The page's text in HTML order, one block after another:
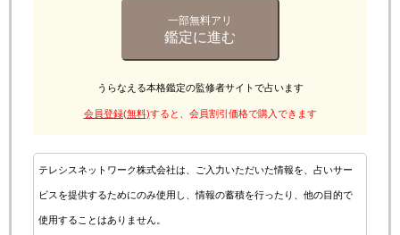
一部無料アリ
鑑定に進む
うらなえる本格鑑定の監修者サイトで占います
会員登録(無料)すると、会員割引価格で購入できます
テレシスネットワーク株式会社は、ご入力いただいた情報を、占いサー
ビスを提供するためにのみ使用し、情報の蓄積を行ったり、他の目的で
使用することはありません。